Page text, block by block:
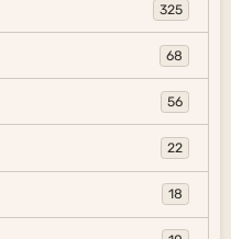
325
68
56
22
18